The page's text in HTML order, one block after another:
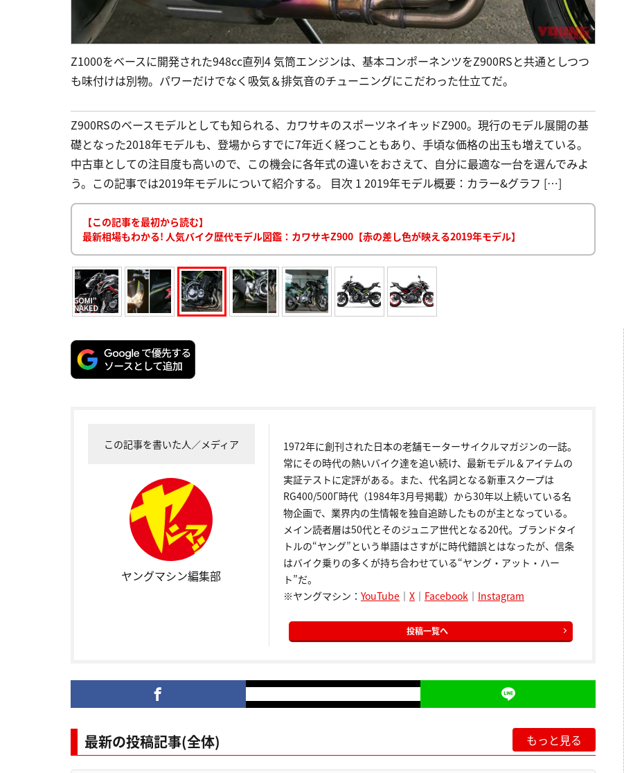
Z1000をベースに開発された948cc直列4 気筒エンジンは、基本コンポーネンツをZ900RSと共通としつつ
も味付けは別物。パワーだけでなく吸気＆排気音のチューニングにこだわった仕立てだ。
Z900RSのベースモデルとしても知られる、カワサキのスポーツネイキッドZ900。現行のモデル展開の基
礎となった2018年モデルも、登場からすでに7年近く経つこともあり、手頃な価格の出玉も増えている。
中古車としての注目度も高いので、この機会に各年式の違いをおさえて、自分に最適な一台を選んでみよ
う。この記事では2019年モデルについて紹介する。 目次 1 2019年モデル概要：カラー&グラフ […]
【この記事を最初から読む】
最新相場もわかる! 人気バイク歴代モデル図鑑：カワサキZ900【赤の差し色が映える2019年モデル】
この記事を書いた人／メディア
ヤングマシン編集部
1972年に創刊された日本の老舗モーターサイクルマガジンの一誌。
常にその時代の熱いバイク達を追い続け、最新モデル＆アイテムの
実証テストに定評がある。また、代名詞となる新車スクープは
RG400/500Γ時代（1984年3月号掲載）から30年以上続いている名
物企画で、業界内の生情報を独自追跡したものが主となっている。
メイン読者層は50代とそのジュニア世代となる20代。ブランドタイ
トルの“ヤング”という単語はさすがに時代錯誤とはなったが、信条
はバイク乗りの多くが持ち合わせている“ヤング・アット・ハー
ト”だ。
※ヤングマシン： YouTube｜ X｜ Facebook｜ Instagram
投稿一覧へ
最新の投稿記事(全体) もっと見る